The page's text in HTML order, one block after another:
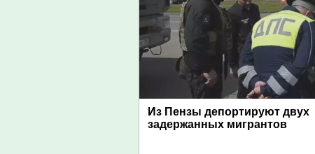
Из Пензы депортируют двух
задержанных мигрантов